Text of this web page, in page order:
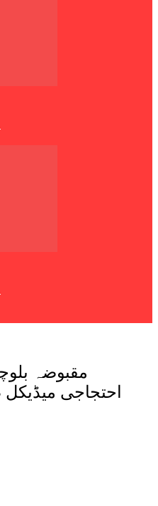
مقبوضہ
احتجاجی